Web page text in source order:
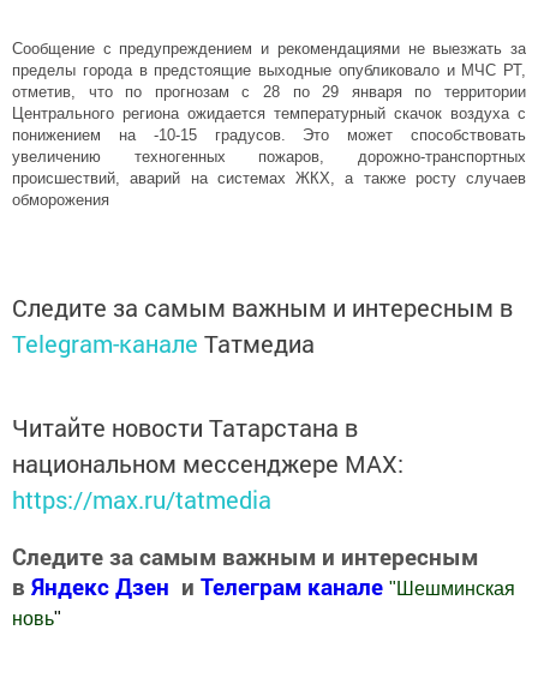
Сообщение с предупреждением и рекомендациями не выезжать за
пределы города в предстоящие выходные опубликовало и МЧС РТ,
отметив, что по прогнозам с 28 по 29 января по территории
Центрального региона ожидается температурный скачок воздуха с
понижением на -10-15 градусов. Это может способствовать
увеличению техногенных пожаров, дорожно-транспортных
происшествий, аварий на системах ЖКХ, а также росту случаев
обморожения
Следите за самым важным и интересным в
Telegram-канале Татмедиа
Читайте новости Татарстана в
национальном мессенджере MАХ:
https://max.ru/tatmedia
Следите за самым важным и интересным
в Яндекс Дзен и Телеграм канале " Шешминская
новь"